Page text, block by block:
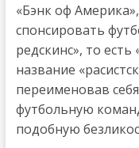
«Бэнк оф
спонсировать
редскинс», то
название
переименовав
футбольную
подобную